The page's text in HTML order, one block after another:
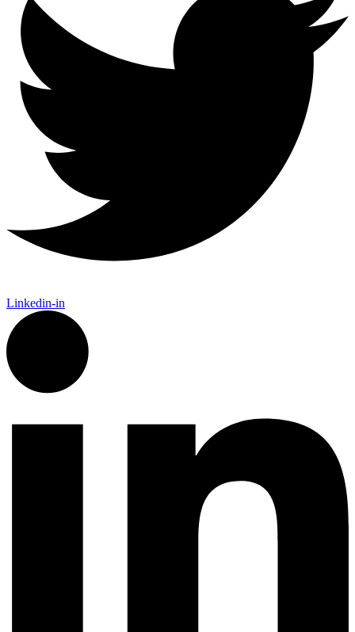
Linkedin-in